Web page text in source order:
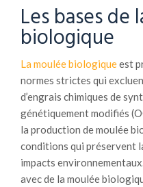
Les bases de
biologique
La moulée biologiqueest
normes strictes qui
d’engrais chimiques de
génétiquement modifiés
la production de moulée
conditions qui préservent
impacts
avec de la moulée